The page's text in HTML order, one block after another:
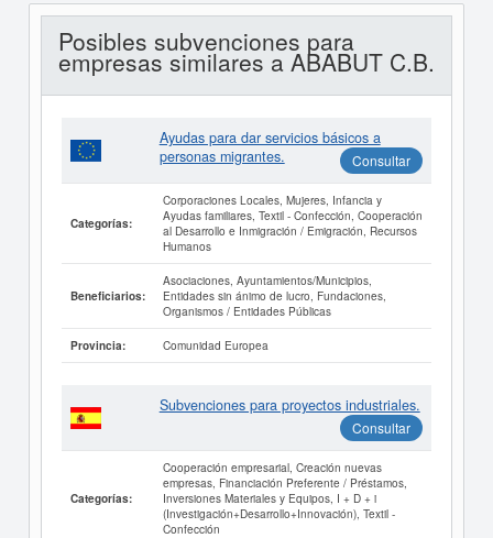
Posibles subvenciones para
empresas similares a ABABUT C.B.
Ayudas para dar servicios básicos a
personas migrantes.
Consultar
Categorías:
Corporaciones Locales, Mujeres, Infancia y
Ayudas familiares, Textil - Confección, Cooperación
al Desarrollo e Inmigración / Emigración, Recursos
Humanos
Beneficiarios:
Asociaciones, Ayuntamientos/Municipios,
Entidades sin ánimo de lucro, Fundaciones,
Organismos / Entidades Públicas
Provincia: Comunidad Europea
Subvenciones para proyectos industriales.
Consultar
Categorías:
Cooperación empresarial, Creación nuevas
empresas, Financiación Preferente / Préstamos,
Inversiones Materiales y Equipos, I + D + i
(Investigación+Desarrollo+Innovación), Textil -
Confección